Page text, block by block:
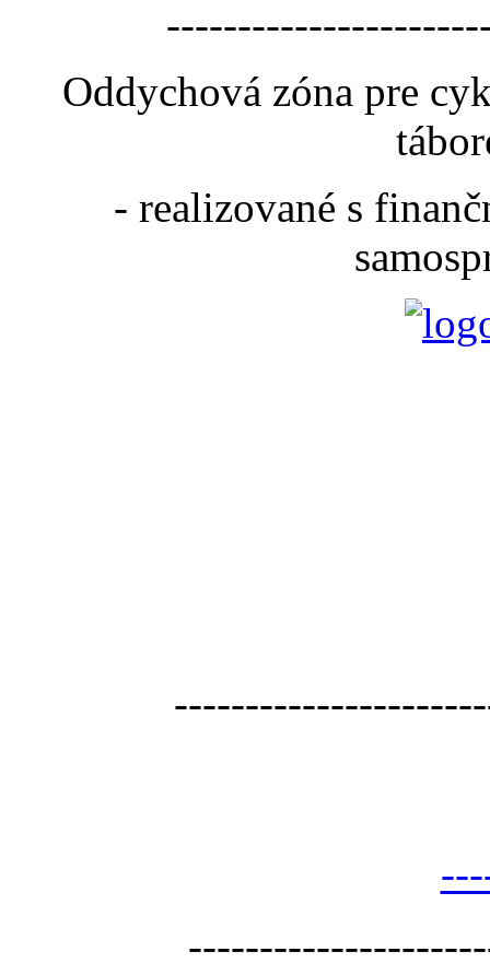
Oddychová zóna pre
- realizované s